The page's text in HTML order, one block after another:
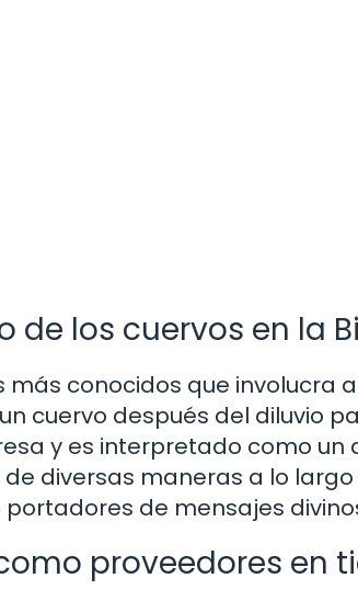
de los cuervos en la
más conocidos que involucra
cuervo después del diluvio
y es interpretado como un
diversas maneras a lo
portadores de mensajes
proveedores en